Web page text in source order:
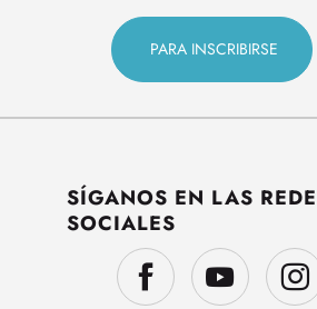
SÍGANOS EN LAS
SOCIALES